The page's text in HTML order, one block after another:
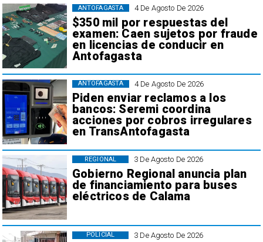
4 De Agosto De 2026
$350 mil por respuestas del
examen: Caen sujetos por fraude
en licencias de conducir en
Antofagasta
ANTOFAGASTA
4 De Agosto De 2026
Piden enviar reclamos a los
bancos: Seremi coordina
acciones por cobros irregulares
en TransAntofagasta
ANTOFAGASTA
3 De Agosto De 2026
Gobierno Regional anuncia plan
de financiamiento para buses
eléctricos de Calama
REGIONAL
3 De Agosto De 2026
POLICIAL